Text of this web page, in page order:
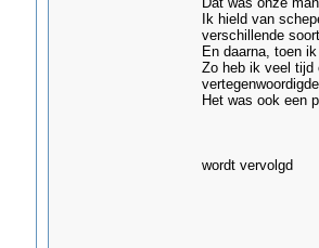
Ik hield van
verschillende
En daarna, toen
Zo heb ik veel tijd
Het was ook een
Tom
wordt vervolgd